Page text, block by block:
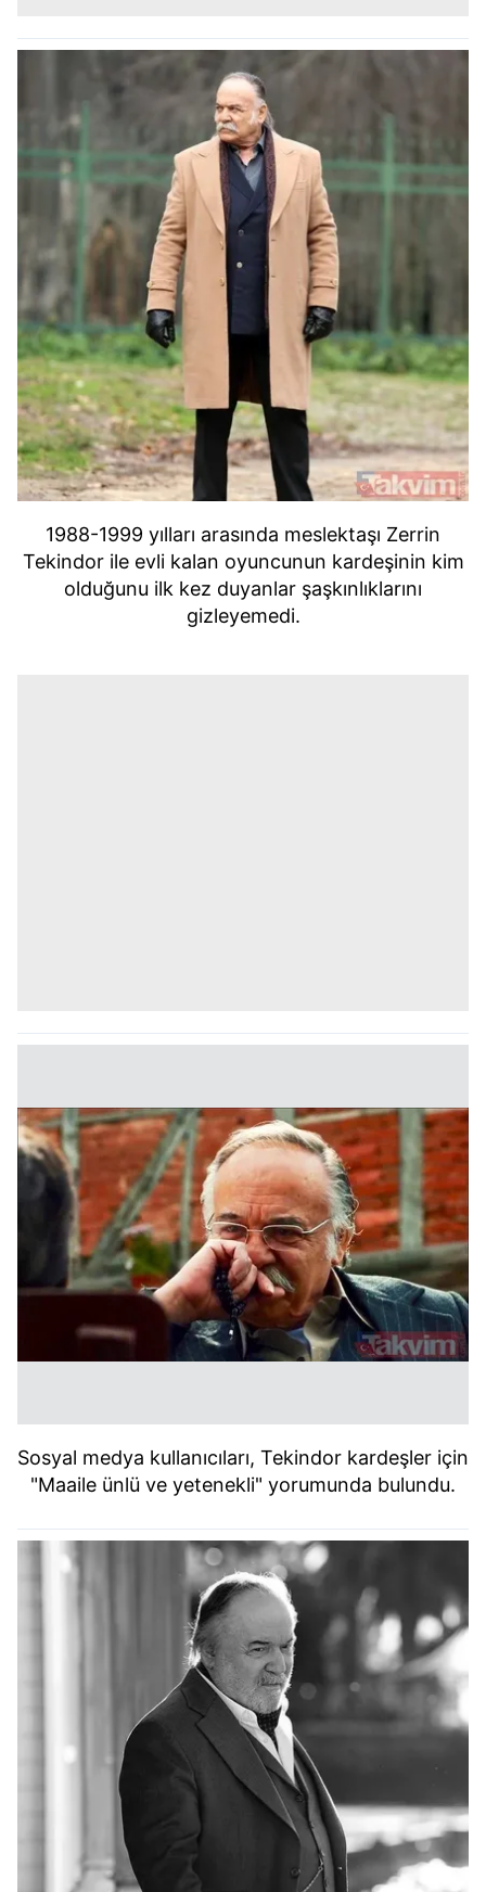
1988-1999 yılları arasında meslektaşı Zerrin
Tekindor ile evli kalan oyuncunun kardeşinin kim
olduğunu ilk kez duyanlar şaşkınlıklarını
gizleyemedi.
Sosyal medya kullanıcıları, Tekindor kardeşler için
"Maaile ünlü ve yetenekli" yorumunda bulundu.